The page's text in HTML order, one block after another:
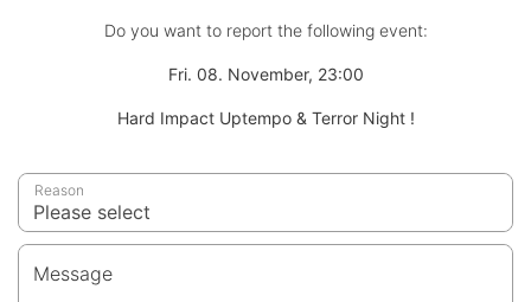
Do you want to report the following event:
Fri. 08. November, 23:00
Hard Impact Uptempo & Terror Night !
Reason
Message